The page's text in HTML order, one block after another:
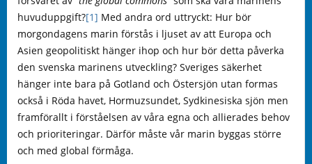
huvuduppgift?[1] Med andra ord uttryckt: Hur bör
morgondagens marin förstås i ljuset av att Europa och
Asien geopolitiskt hänger ihop och hur bör detta påverka
den svenska marinens utveckling? Sveriges säkerhet
hänger inte bara på Gotland och Östersjön utan formas
också i Röda havet, Hormuzsundet, Sydkinesiska sjön men
framförallt i förståelsen av våra egna och allierades behov
och prioriteringar. Därför måste vår marin byggas större
och med global förmåga.